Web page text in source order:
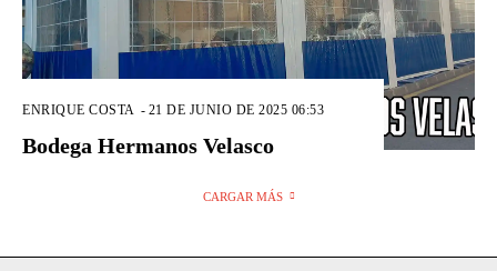
ENRIQUE COSTA - 21 DE JUNIO DE 2025 06:53
Bodega Hermanos Velasco
CARGAR MÁS